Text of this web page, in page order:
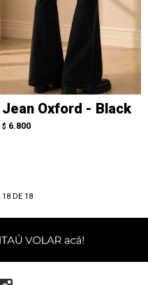
Jean Oxford - Black
$ 6.800
18DE 18